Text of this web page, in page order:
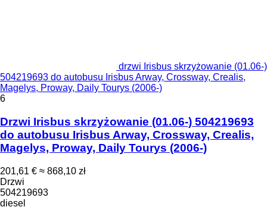
drzwi Irisbus skrzyżowanie (01.06-)
504219693 do autobusu Irisbus Arway, Crossway, Crealis,
Magelys, Proway, Daily Tourys (2006-)
6
Drzwi Irisbus skrzyżowanie (01.06-) 504219693
do autobusu Irisbus Arway, Crossway, Crealis,
Magelys, Proway, Daily Tourys (2006-)
201,61 € ≈ 868,10 zł
Drzwi
504219693
diesel